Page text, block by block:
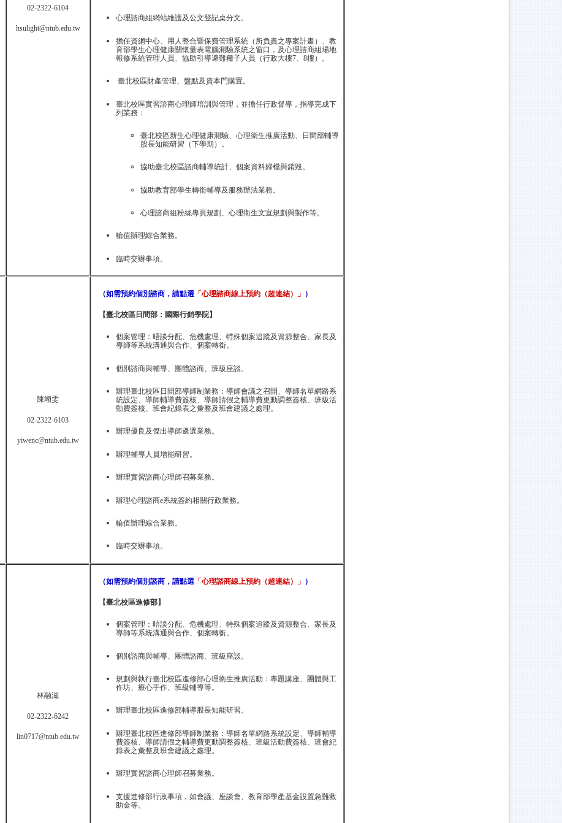
02-2322-6104
hsulight@ntub.edu.tw
心理諮商組網站維護及公文登記桌分文。
擔任資網中心、用人整合暨保費管理系統（所負責之專案計畫）、教
育部學生心理健康關懷量表電腦測驗系統之窗口，及心理諮商組場地
報修系統管理人員、協助引導避難種子人員（行政大樓7、8樓）。
臺北校區財產管理、盤點及資本門購置。
臺北校區實習諮商心理師培訓與管理，並擔任行政督導，指導完成下
列業務：
臺北校區新生心理健康測驗、心理衛生推廣活動、日間部輔導
股長知能研習（下學期）。
協助臺北校區諮商輔導統計、個案資料歸檔與銷毀。
協助教育部學生轉銜輔導及服務辦法業務。
心理諮商組粉絲專頁規劃、心理衛生文宣規劃與製作等。
輪值辦理綜合業務。
臨時交辦事項。
陳翊雯
02-2322-6103
yiwenc@ntub.edu.tw
（如需預約個別諮商，請點選 「心理諮商線上預約（超連結）」 ）
【臺北校區日間部：國際行銷學院】
個案管理： 晤談分配、危機處理、特殊個案追蹤及資源整合、家長及
導師等系統溝通與合作、個案轉銜。
個別諮商與輔導、團體諮商、班級座談。
辦理臺北校區日間部導師制業務：導師會議之召開、導師名單網路系
統設定、導師輔導費簽核、導師請假之輔導費更動調整簽核、班級活
動費簽核、班會紀錄表之彙整及班會建議之處理。
辦理優良及傑出導師遴選業務。
辦理輔導人員增能研習。
辦理實習諮商心理師召募業務。
辦理心理諮商e系統簽約相關行政業務。
輪值辦理綜合業務。
臨時交辦事項。
林融滋
02-2322-6242
lin0717@ntub.edu.tw
（如需預約個別諮商，請點選 「心理諮商線上預約（超連結）」 ）
【臺北校區進修部】
個案管理： 晤談分配、危機處理、特殊個案追蹤及資源整合、家長及
導師等系統溝通與合作、個案轉銜。
個別諮商與輔導、團體諮商、班級座談。
規劃與執行臺北校區進修部心理衛生推廣活動：專題講座、團體與工
作坊、療心手作、班級輔導等。
辦理臺北校區進修部輔導股長知能研習。
辦理臺北校區進修部導師制業務：導師名單網路系統設定、導師輔導
費簽核、導師請假之輔導費更動調整簽核、班級活動費簽核、班會紀
錄表之彙整及班會建議之處理。
辦理實習諮商心理師召募業務。
支援進修部行政事項，如會議、座談會、教育部學產基金設置急難救
助金等。